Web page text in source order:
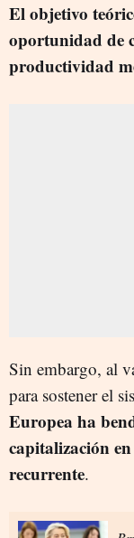
El objetivo
oportunidad de
productividad
Sin embargo, al
para sostener el
Europea ha
capitalización
recurrente.